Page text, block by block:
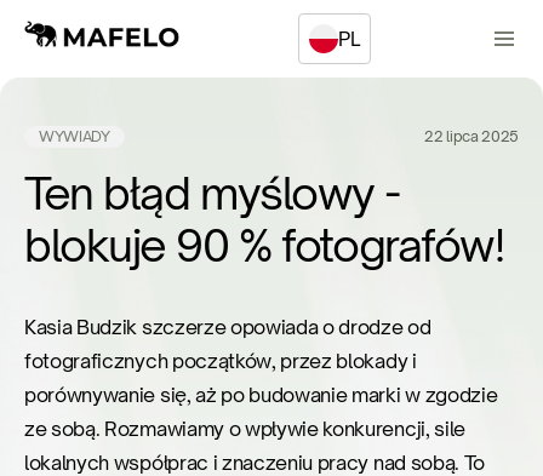
PL
WYWIADY 22 lipca 2025
Ten błąd myślowy -
blokuje 90 % fotografów!
Kasia Budzik szczerze opowiada o drodze od
fotograficznych początków, przez blokady i
porównywanie się, aż po budowanie marki w zgodzie
ze sobą. Rozmawiamy o wpływie konkurencji, sile
lokalnych współprac i znaczeniu pracy nad sobą. To